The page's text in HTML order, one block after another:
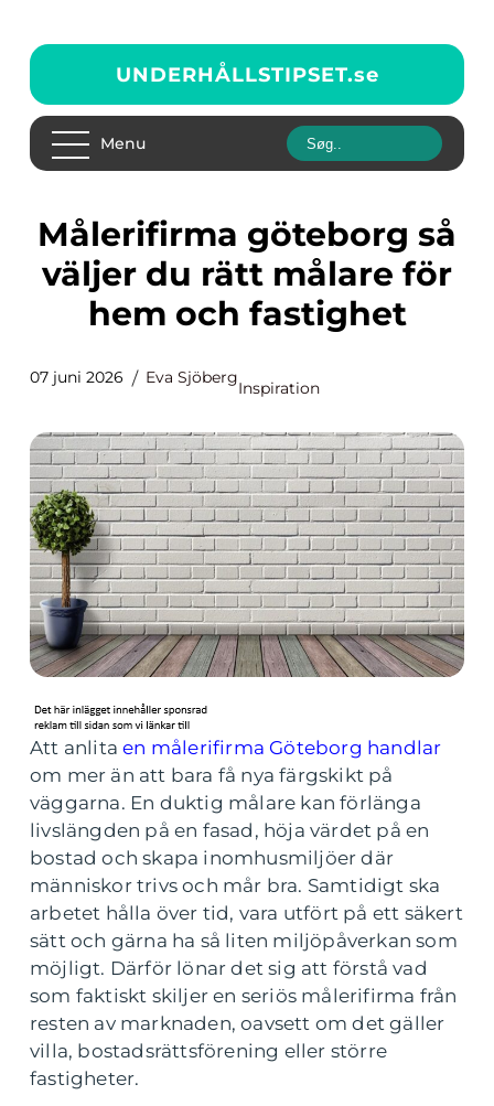
UNDERHÅLLSTIPSET.se
Menu
Målerifirma göteborg så
väljer du rätt målare för
hem och fastighet
07 juni 2026 Eva Sjöberg
Inspiration
Att anlitaen målerifirma Göteborg handlar
om mer än att bara få nya färgskikt på
väggarna. En duktig målare kan förlänga
livslängden på en fasad, höja värdet på en
bostad och skapa inomhusmiljöer där
människor trivs och mår bra. Samtidigt ska
arbetet hålla över tid, vara utfört på ett säkert
sätt och gärna ha så liten miljöpåverkan som
möjligt. Därför lönar det sig att förstå vad
som faktiskt skiljer en seriös målerifirma från
resten av marknaden, oavsett om det gäller
villa, bostadsrättsförening eller större
fastigheter.